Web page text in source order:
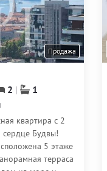
Продажа
2
1
квартира с 2
сердце Будвы!
5 этаже
терраса